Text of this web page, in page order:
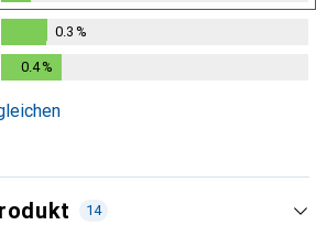
%
0.3%
0.3 %
0.4%
14